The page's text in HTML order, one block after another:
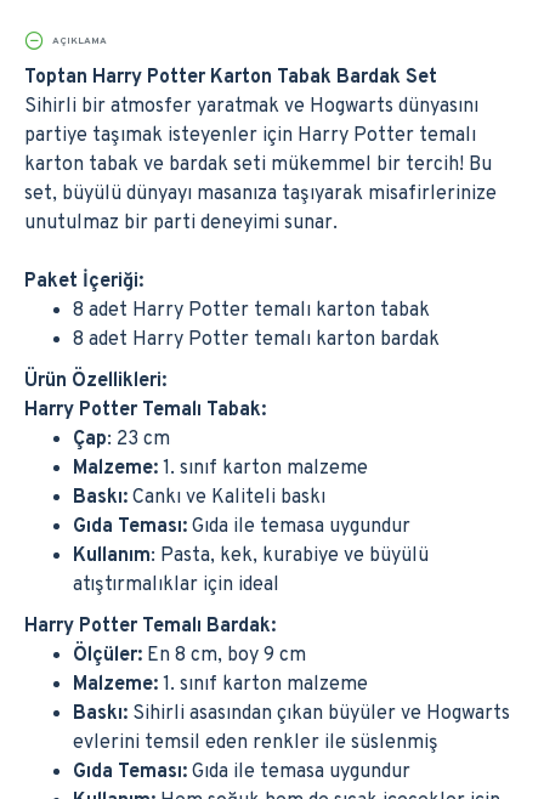
AÇIKLAMA
Toptan Harry Potter Karton Tabak Bardak Set
Sihirli bir atmosfer yaratmak ve Hogwarts dünyasını
partiye taşımak isteyenler için Harry Potter temalı
karton tabak ve bardak seti mükemmel bir tercih! Bu
set, büyülü dünyayı masanıza taşıyarak misafirlerinize
unutulmaz bir parti deneyimi sunar.
Paket İçeriği:
8 adet Harry Potter temalı karton tabak
8 adet Harry Potter temalı karton bardak
Ürün Özellikleri:
Harry Potter Temalı Tabak:
Çap: 23 cm
Malzeme: 1. sınıf karton malzeme
Baskı: Cankı ve Kaliteli baskı
Gıda Teması: Gıda ile temasa uygundur
Kullanım: Pasta, kek, kurabiye ve büyülü
atıştırmalıklar için ideal
Harry Potter Temalı Bardak:
Ölçüler: En 8 cm, boy 9 cm
Malzeme: 1. sınıf karton malzeme
Baskı: Sihirli asasından çıkan büyüler ve Hogwarts
evlerini temsil eden renkler ile süslenmiş
Gıda Teması: Gıda ile temasa uygundur